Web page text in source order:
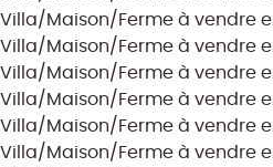
Villa/Maison/Ferme à vendre
Villa/Maison/Ferme à vendre
Villa/Maison/Ferme à vendre
Villa/Maison/Ferme à vendre
Villa/Maison/Ferme à vendre
Villa/Maison/Ferme à vendre